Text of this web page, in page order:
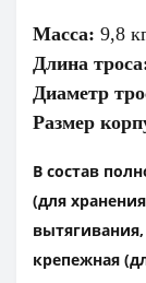
Масса: 9,8
Длина
Диаметр
Размер
В состав
(для
крепежная